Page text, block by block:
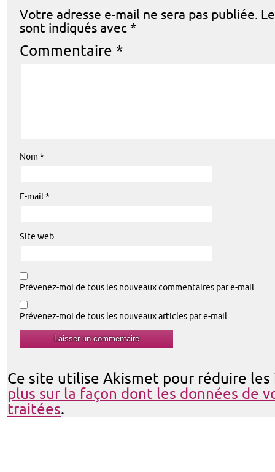
Votre adresse e-mail ne sera pas publiée.
sont indiqués avec *
Commentaire *
Nom *
E-mail *
Site web
Prévenez-moi de tous les nouveaux commentaires par e-mail.
Prévenez-moi de tous les nouveaux articles par e-mail.
Ce site utilise Akismet pour réduire
plus sur la façon dont les données de
traitées.